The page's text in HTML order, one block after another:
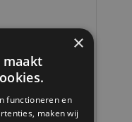
×
maakt
functioneren en
maken wij